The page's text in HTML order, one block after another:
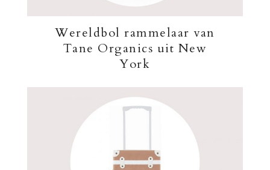
Wereldbol rammelaar van
Tane Organics uit New
York